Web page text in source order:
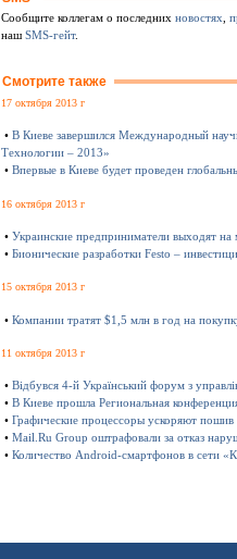
Сообщите коллегам о последних новостях
наш SMS-гейт.
Смотрите также
17 октября 2013 г
• В Киеве завершился Международный
Технологии – 2013»
• Впервые в Киеве будет проведен
16 октября 2013 г
• Украинские предприниматели выходят
• Бионические разработки Festo –
15 октября 2013 г
• Компании тратят $1,5 млн в год на
11 октября 2013 г
• Відбувся 4-й Український форум з
• В Киеве прошла Региональная
• Графические процессоры ускоряют
• Mail.Ru Group оштрафовали за отказ
• Количество Android-смартфонов в сети